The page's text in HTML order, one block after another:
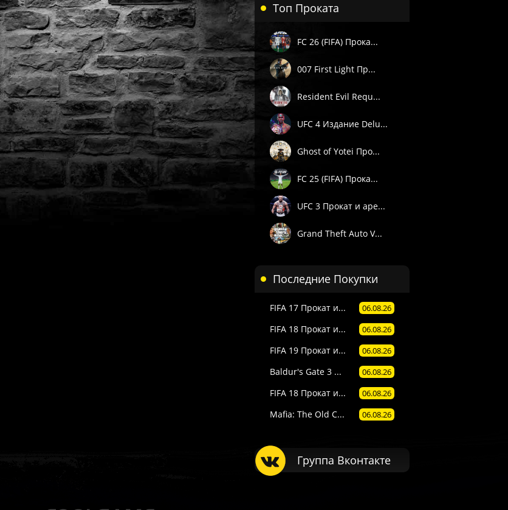
Топ Проката
FC 26 (FIFA) Прока...
007 First Light Пр...
Resident Evil Requ...
UFC 4 Издание Delu...
Ghost of Yotei Про...
FC 25 (FIFA) Прока...
UFC 3 Прокат и аре...
Grand Theft Auto V...
Последние Покупки
FIFA 17 Прокат и... 06.08.26
FIFA 18 Прокат и... 06.08.26
FIFA 19 Прокат и... 06.08.26
Baldur's Gate 3 ... 06.08.26
FIFA 18 Прокат и... 06.08.26
Mafia: The Old C... 06.08.26
Группа Вконтакте